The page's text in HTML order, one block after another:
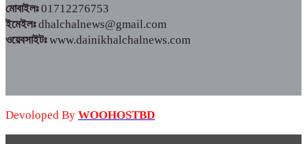
মোবাইলঃ01712276753
ইমেইলঃdhalchalnews@gmail.com
ওয়েবসাইটঃwww.dainikhalchalnews.com
Devoloped By WOOHOSTBD